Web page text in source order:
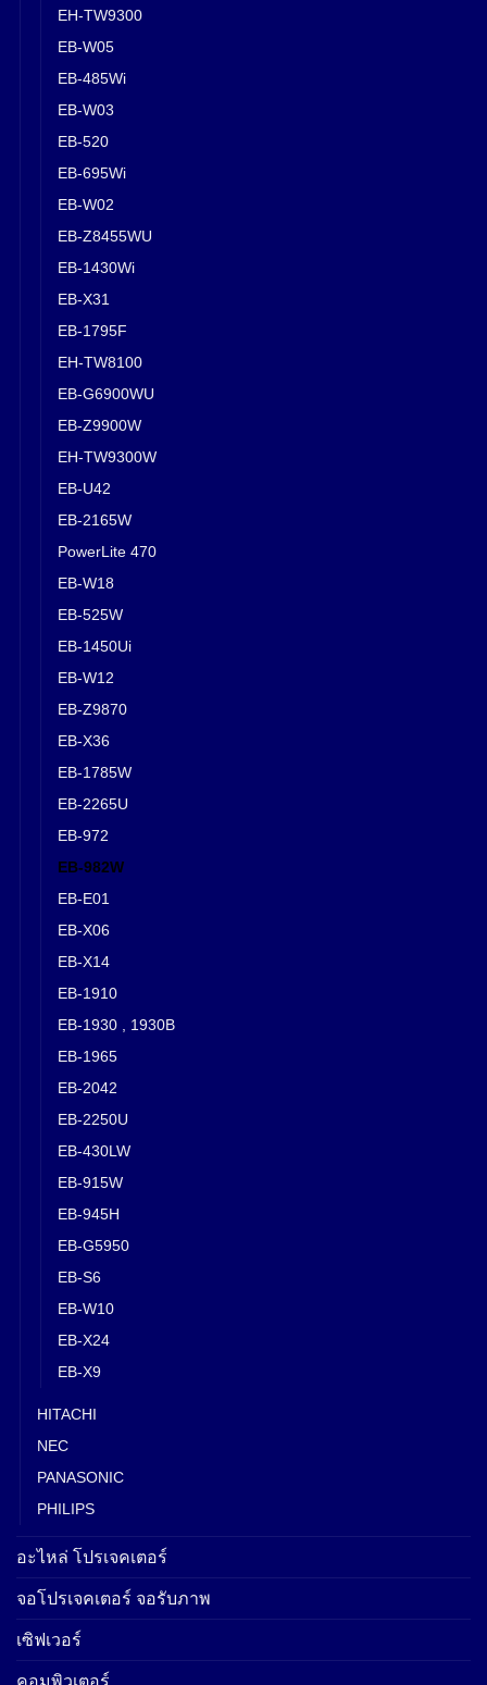
EH-TW9300
EB-W05
EB-485Wi
EB-W03
EB-520
EB-695Wi
EB-W02
EB-Z8455WU
EB-1430Wi
EB-X31
EB-1795F
EH-TW8100
EB-G6900WU
EB-Z9900W
EH-TW9300W
EB-U42
EB-2165W
PowerLite 470
EB-W18
EB-525W
EB-1450Ui
EB-W12
EB-Z9870
EB-X36
EB-1785W
EB-2265U
EB-972
EB-982W
EB-E01
EB-X06
EB-X14
EB-1910
EB-1930 , 1930B
EB-1965
EB-2042
EB-2250U
EB-430LW
EB-915W
EB-945H
EB-G5950
EB-S6
EB-W10
EB-X24
EB-X9
HITACHI
NEC
PANASONIC
PHILIPS
อะไหล่ โปรเจคเตอร์
จอโปรเจคเตอร์ จอรับภาพ
เซิฟเวอร์
คอมพิวเตอร์